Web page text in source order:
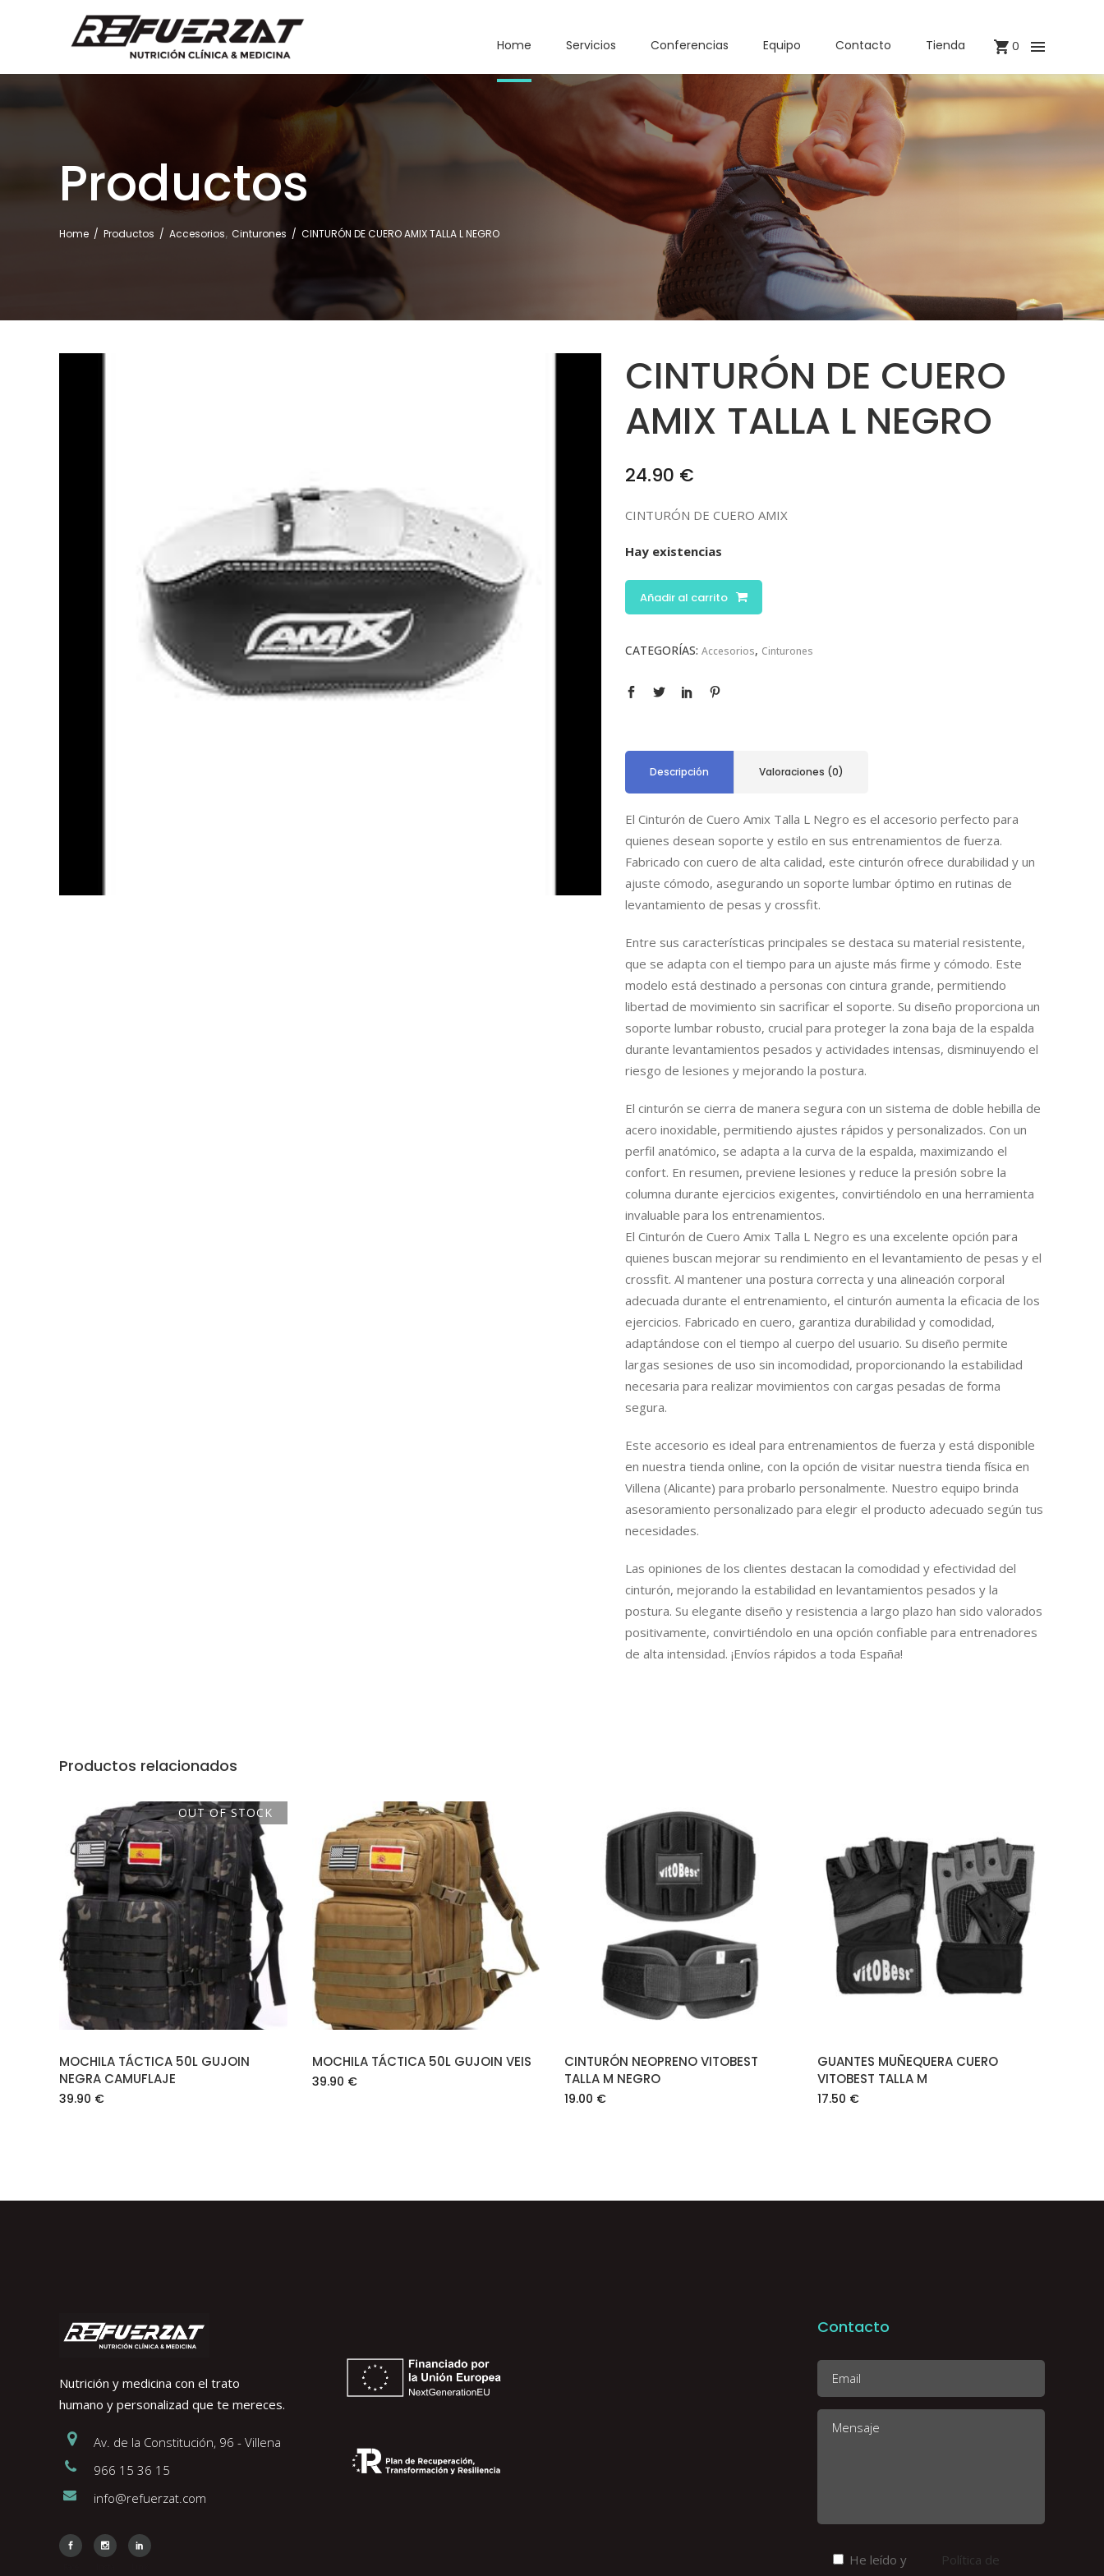
Home Servicios Conferencias Equipo Contacto Tienda 0
Productos
Home / Productos / Accesorios, Cinturones / CINTURÓN DE CUERO AMIX TALLA L NEGRO
CINTURÓN DE CUERO
AMIX TALLA L NEGRO
24.90 €
CINTURÓN DE CUERO AMIX
Hay existencias
Añadir al carrito
CATEGORÍAS: Accesorios, Cinturones
Descripción Valoraciones (0)
El Cinturón de Cuero Amix Talla L Negro es el accesorio perfecto para
quienes desean soporte y estilo en sus entrenamientos de fuerza.
Fabricado con cuero de alta calidad, este cinturón ofrece durabilidad y un
ajuste cómodo, asegurando un soporte lumbar óptimo en rutinas de
levantamiento de pesas y crossfit.
Entre sus características principales se destaca su material resistente,
que se adapta con el tiempo para un ajuste más firme y cómodo. Este
modelo está destinado a personas con cintura grande, permitiendo
libertad de movimiento sin sacrificar el soporte. Su diseño proporciona un
soporte lumbar robusto, crucial para proteger la zona baja de la espalda
durante levantamientos pesados y actividades intensas, disminuyendo el
riesgo de lesiones y mejorando la postura.
El cinturón se cierra de manera segura con un sistema de doble hebilla de
acero inoxidable, permitiendo ajustes rápidos y personalizados. Con un
perfil anatómico, se adapta a la curva de la espalda, maximizando el
confort. En resumen, previene lesiones y reduce la presión sobre la
columna durante ejercicios exigentes, convirtiéndolo en una herramienta
invaluable para los entrenamientos.
El Cinturón de Cuero Amix Talla L Negro es una excelente opción para
quienes buscan mejorar su rendimiento en el levantamiento de pesas y el
crossfit. Al mantener una postura correcta y una alineación corporal
adecuada durante el entrenamiento, el cinturón aumenta la eficacia de los
ejercicios. Fabricado en cuero, garantiza durabilidad y comodidad,
adaptándose con el tiempo al cuerpo del usuario. Su diseño permite
largas sesiones de uso sin incomodidad, proporcionando la estabilidad
necesaria para realizar movimientos con cargas pesadas de forma
segura.
Este accesorio es ideal para entrenamientos de fuerza y está disponible
en nuestra tienda online, con la opción de visitar nuestra tienda física en
Villena (Alicante) para probarlo personalmente. Nuestro equipo brinda
asesoramiento personalizado para elegir el producto adecuado según tus
necesidades.
Las opiniones de los clientes destacan la comodidad y efectividad del
cinturón, mejorando la estabilidad en levantamientos pesados y la
postura. Su elegante diseño y resistencia a largo plazo han sido valorados
positivamente, convirtiéndolo en una opción confiable para entrenadores
de alta intensidad. ¡Envíos rápidos a toda España!
Productos relacionados
OUT OF STOCK
LEER MÁS
MOCHILA TÁCTICA 50L GUJOIN
NEGRA CAMUFLAJE
39.90 €
AÑADIR AL CARRITO
MOCHILA TÁCTICA 50L GUJOIN VEIS
39.90 €
AÑADIR AL CARRITO
CINTURÓN NEOPRENO VITOBEST
TALLA M NEGRO
19.00 €
AÑADIR AL CARRITO
GUANTES MUÑEQUERA CUERO
VITOBEST TALLA M
17.50 €
Nutrición y medicina con el trato
humano y personalizad que te mereces.
Av. de la Constitución, 96 - Villena
966 15 36 15
info@refuerzat.com
Contacto
He leído y
Política de